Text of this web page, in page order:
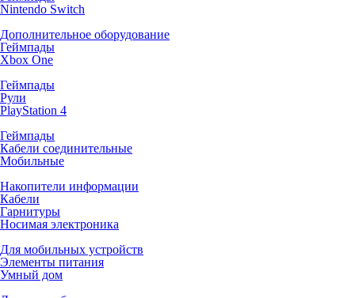
Nintendo Switch
Дополнительное оборудование
Геймпады
Xbox One
Геймпады
Рули
PlayStation 4
Геймпады
Кабели соединительные
Мобильные
Накопители информации
Кабели
Гарнитуры
Носимая электроника
Для мобильных устройств
Элементы питания
Умный дом